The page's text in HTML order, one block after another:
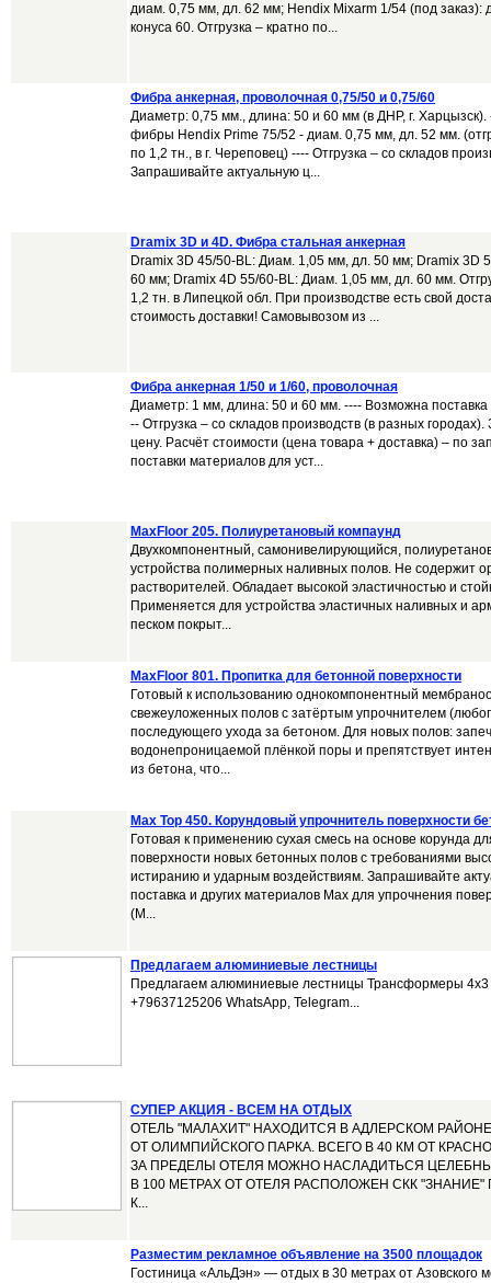
диам. 0,75 мм, дл. 62 мм; Hendix Mixarm 1/54 (под заказ):
конуса 60. Отгрузка – кратно по...
Фибра анкерная, проволочная 0,75/50 и 0,75/60
Диаметр: 0,75 мм., длина: 50 и 60 мм (в ДНР, г.
фибры Hendix Prime 75/52 - диам. 0,75 мм, дл. 52 мм.
по 1,2 тн., в г. Череповец) ---- Отгрузка – со складов
Запрашивайте актуальную ц...
Dramix 3D и 4D. Фибра стальная анкерная
Dramix 3D 45/50-BL: Диам. 1,05 мм, дл. 50 мм; Dramix 3D
60 мм; Dramix 4D 55/60-BL: Диам. 1,05 мм, дл. 60 мм.
1,2 тн. в Липецкой обл. При производстве есть свой
стоимость доставки! Самовывозом из ...
Фибра анкерная 1/50 и 1/60, проволочная
Диаметр: 1 мм, длина: 50 и 60 мм. ---- Возможна
-- Отгрузка – со складов производств (в разных
цену. Расчёт стоимости (цена товара + доставка) – по
поставки материалов для уст...
MaxFloor 205. Полиуретановый компаунд
Двухкомпонентный, самонивелирующийся,
устройства полимерных наливных полов. Не содержит
растворителей. Обладает высокой эластичностью и
Применяется для устройства эластичных наливных и
песком покрыт...
MaxFloor 801. Пропитка для бетонной поверхности
Готовый к использованию однокомпонентный
свежеуложенных полов с затёртым упрочнителем
последующего ухода за бетоном. Для новых полов:
водонепроницаемой плёнкой поры и препятствует
из бетона, что...
Max Top 450. Корундовый упрочнитель поверхности
Готовая к применению сухая смесь на основе корунда
поверхности новых бетонных полов с требованиями
истиранию и ударным воздействиям. Запрашивайте
поставка и других материалов Max для упрочнения
(M...
Предлагаем алюминиевые лестницы
Предлагаем алюминиевые лестницы Трансформеры 4х3
+79637125206 WhatsApp, Telegram...
СУПЕР АКЦИЯ - ВСЕМ НА ОТДЫХ
ОТЕЛЬ "МАЛАХИТ" НАХОДИТСЯ В АДЛЕРСКОМ
ОТ ОЛИМПИЙСКОГО ПАРКА. ВСЕГО В 40 КМ ОТ
ЗА ПРЕДЕЛЫ ОТЕЛЯ МОЖНО НАСЛАДИТЬСЯ
В 100 МЕТРАХ ОТ ОТЕЛЯ РАСПОЛОЖЕН СКК
К...
Размеcтим рекламное объявление на 3500 площадок
Гостиница «АльДэн» — отдых в 30 метрах от Азовского